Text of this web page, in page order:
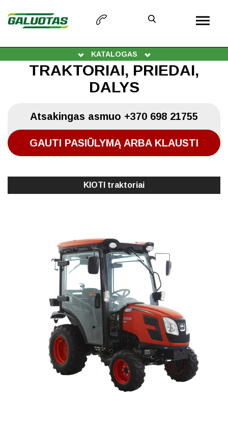
KATALOGAS
TRAKTORIAI, PRIEDAI,
DALYS
Atsakingas asmuo +370 698 21755
GAUTI PASIŪLYMĄ ARBA KLAUSTI
KIOTI traktoriai